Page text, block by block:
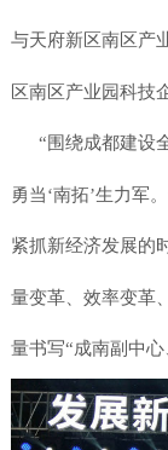
与天府新区南区产
区南区产业园科技
“围绕成都建设
勇当‘南拓’生力军
紧抓新经济发展的
量变革、效率变革
量书写“成南副中心